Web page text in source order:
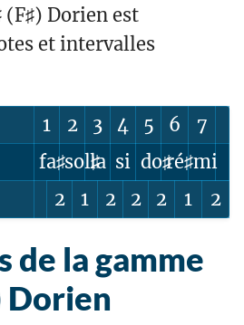
(F♯) Dorien est
et intervalles
1 2 3 4 5 6
7
fa♯sol♯la si do♯ré♯mi
2 1 2 2 2 1 2
de la gamme
Dorien